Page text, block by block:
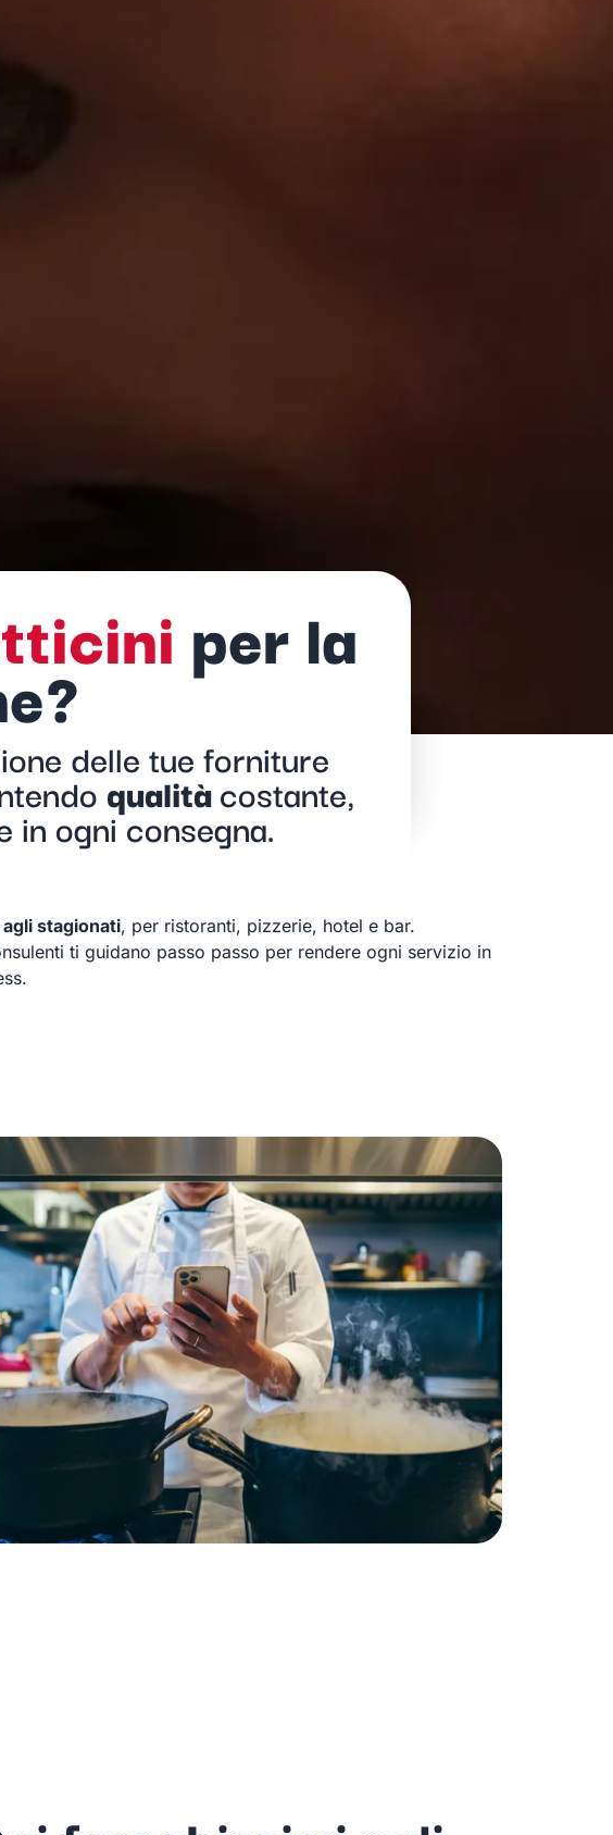
per la
delle tue forniture
qualitàcostante,
in ogni consegna.
stagionati, per ristoranti, pizzerie, hotel e bar.
ti guidano passo passo per rendere ogni servizio in